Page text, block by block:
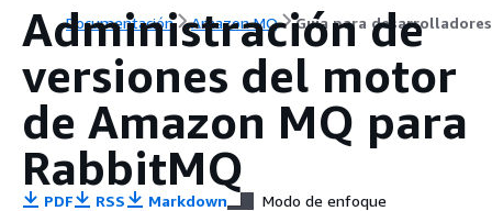
Documentación Amazon MQ Guía para desarrolladores
Administración de
versiones del motor
de Amazon MQ para
RabbitMQ
PDF RSS Markdown Modo de enfoque